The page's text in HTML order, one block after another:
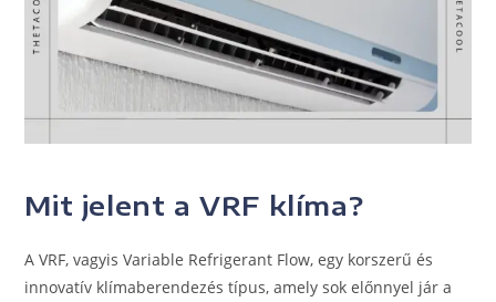
Mit jelent a VRF klíma?
A VRF, vagyis Variable Refrigerant Flow, egy korszerű és
innovatív klímaberendezés típus, amely sok előnnyel jár a